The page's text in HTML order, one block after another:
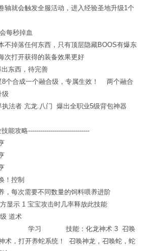
轴就会触发全服活动，进入经验圣地升级1个
每秒掉血
不掉落任何东西，只有顶层隐藏BOOS有爆东
次打开获得的装备效果更好
东西，待完善
个合成一个融合级，专属生效！ 两个融合
级
法者 亢龙.八门 爆出全职业5级背包神器
能攻略------------------------------
！控制
，每次需要不同数量的饲料喂养进阶
显示 1 宝宝攻击时几率释放此技能
道术
承 学习 技能：化龙神术 3 召唤
，打开养蛇系统！ 召唤神龙，召唤蛇，蛇